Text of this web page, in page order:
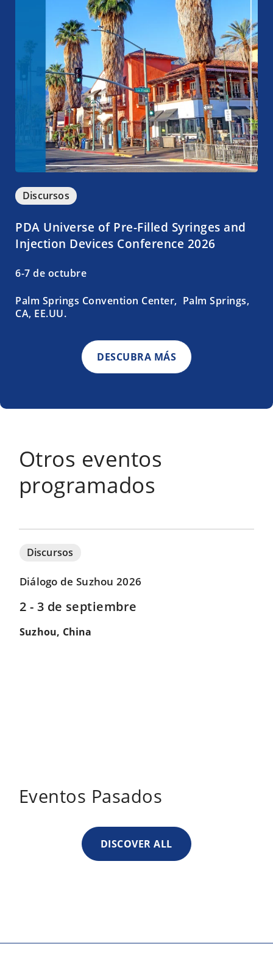
Discursos
PDA Universe of Pre-Filled Syringes and
Injection Devices Conference 2026
6-7 de octubre
Palm Springs Convention Center, Palm Springs,
CA, EE.UU.
DESCUBRA MÁS
Otros eventos
programados
Discursos
Diálogo de Suzhou 2026
2 - 3 de septiembre
Suzhou, China
Eventos Pasados
DISCOVER ALL